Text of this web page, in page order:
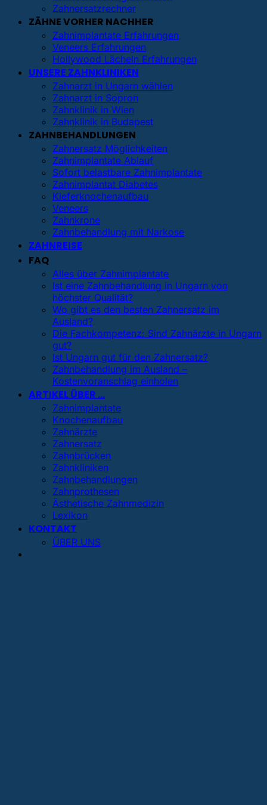
Zahnersatzrechner
ZÄHNE VORHER NACHHER
Zahnimplantate Erfahrungen
Veneers Erfahrungen
Hollywood Lächeln Erfahrungen
UNSERE ZAHNKLINIKEN
Zahnarzt in Ungarn wählen
Zahnarzt in Sopron
Zahnklinik in Wien
Zahnklinik in Budapest
ZAHNBEHANDLUNGEN
Zahnersatz Möglichkeiten
Zahnimplantate Ablauf
Sofort belastbare Zahnimplantate
Zahnimplantat Diabetes
Kieferknochenaufbau
Veneers
Zahnkrone
Zahnbehandlung mit Narkose
ZAHNREISE
FAQ
Alles über Zahnimplantate
Ist eine Zahnbehandlung in Ungarn von
höchster Qualität?
Wo gibt es den besten Zahnersatz im
Ausland?
Die Fachkompetenz: Sind Zahnärzte in Ungarn
gut?
Ist Ungarn gut für den Zahnersatz?
Zahnbehandlung im Ausland –
Kostenvoranschlag einholen
ARTIKEL ÜBER …
Zahnimplantate
Knochenaufbau
Zahnärzte
Zahnersatz
Zahnbrücken
Zahnkliniken
Zahnbehandlungen
Zahnprothesen
Ästhetische Zahnmedizin
Lexikon
KONTAKT
ÜBER UNS